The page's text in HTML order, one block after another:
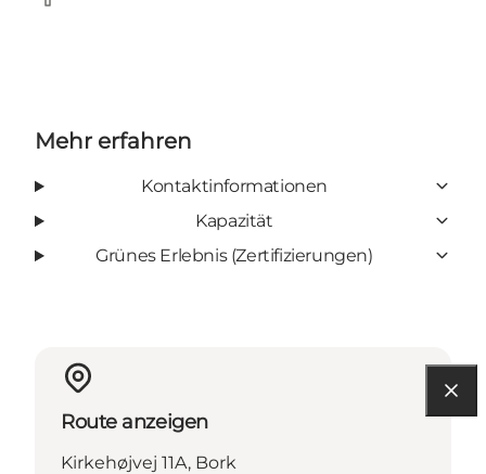
Facebook
Mehr erfahren
Kontaktinformationen
Kapazität
Grünes Erlebnis (Zertifizierungen)
Route anzeigen
Kirkehøjvej 11A, Bork